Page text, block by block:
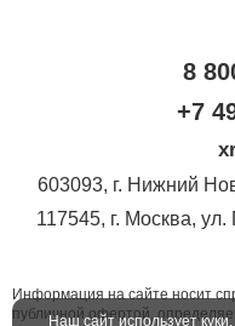
8
+7
603093, г. Нижний
117545, г. Москва, ул.
Информация на сайте носит
публичной офертой,
Наш сайт использует